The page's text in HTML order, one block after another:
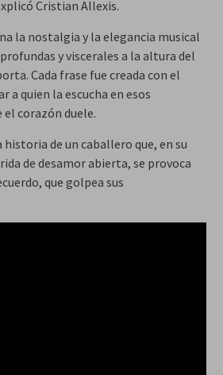
Cristian Allexis.
la nostalgia y la elegancia musical
y viscerales a la altura del
Cada frase fue creada con el
a quien la escucha en esos
corazón duele.
de un caballero que, en su
de desamor abierta, se provoca
que golpea sus